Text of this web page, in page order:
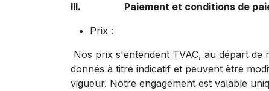
III. Paiement et conditions de
Prix :
Nos prix s'entendent TVAC, au départ de
donnés à titre indicatif et peuvent être
vigueur. Notre engagement est valable